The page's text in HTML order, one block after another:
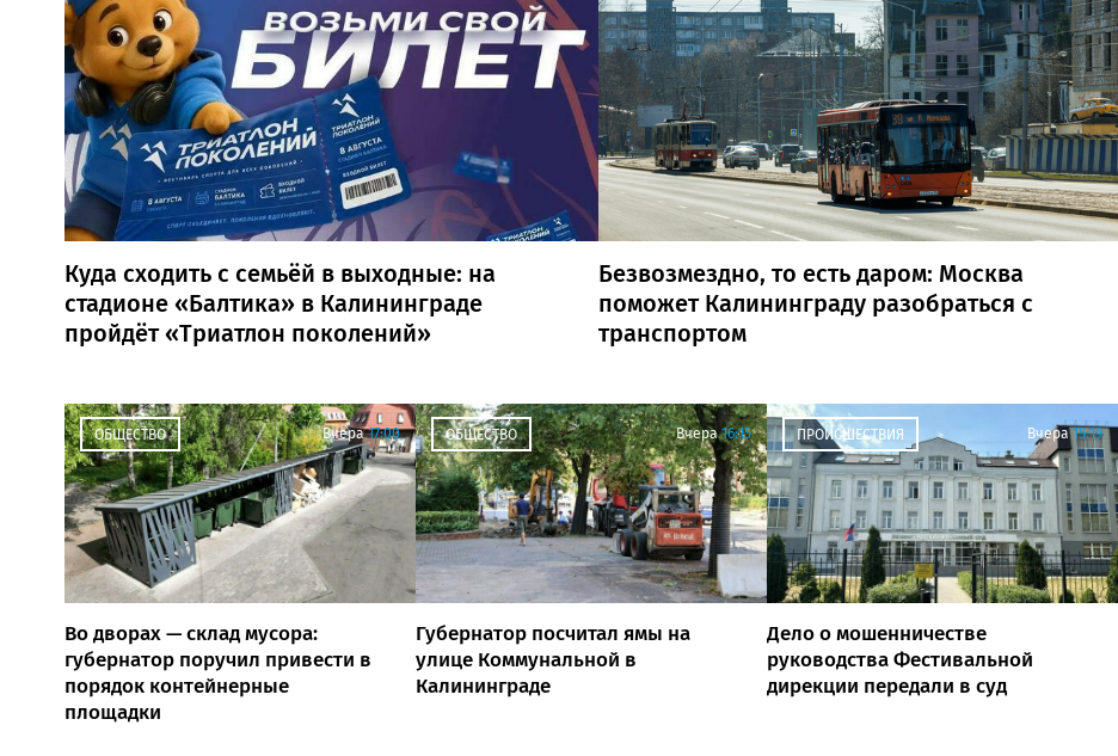
Куда сходить с семьёй в выходные: на
стадионе «Балтика» в Калининграде
пройдёт «Триатлон поколений»
Безвозмездно, то есть даром: Москва
поможет Калининграду разобраться с
транспортом
ОБЩЕСТВО Вчера 17:00
Во дворах — склад мусора:
губернатор поручил привести в
порядок контейнерные
площадки
ОБЩЕСТВО Вчера 16:15
Губернатор посчитал ямы на
улице Коммунальной в
Калининграде
ПРОИСШЕСТВИЯ Вчера 15:19
Дело о мошенничестве
руководства Фестивальной
дирекции передали в суд